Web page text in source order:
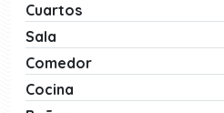
Cuartos
Sala
Comedor
Cocina